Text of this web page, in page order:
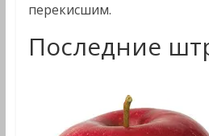
перекисшим.
Последние